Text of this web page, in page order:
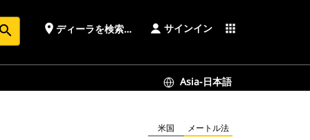
search place ディーラを検索する サインイン apps
Asia-日本語
米国 メートル法